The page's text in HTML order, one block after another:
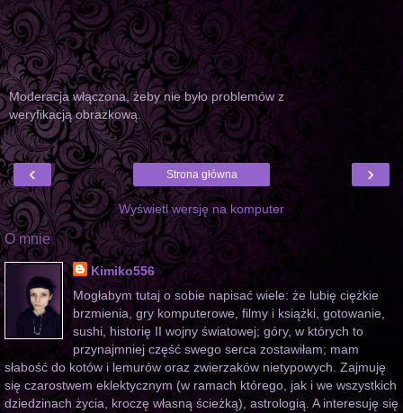
Moderacja włączona, żeby nie było problemów z
weryfikacją obrazkową.
‹ ›
Strona główna
Wyświetl wersję na komputer
O mnie
Kimiko556
Mogłabym tutaj o sobie napisać wiele: że lubię ciężkie
brzmienia, gry komputerowe, filmy i książki, gotowanie,
sushi, historię II wojny światowej; góry, w których to
przynajmniej część swego serca zostawiłam; mam
słabość do kotów i lemurów oraz zwierzaków nietypowych. Zajmuję
się czarostwem eklektycznym (w ramach którego, jak i we wszystkich
dziedzinach życia, kroczę własną ścieżką), astrologią. A interesuję się